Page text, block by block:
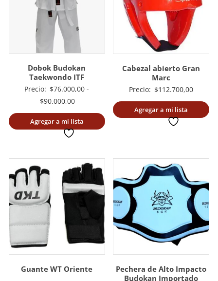
Dobok Budokan
Taekwondo ITF
Precio: $76.000,00 -
$90.000,00Rango
de
precios:
hasta
$90.000,00
Agregar a mi lista
Cabezal abierto Gran
Marc
Precio: $112.700,00
Agregar a mi lista
Guante WT Oriente
Pechera de Alto Impacto
Budokan Importado